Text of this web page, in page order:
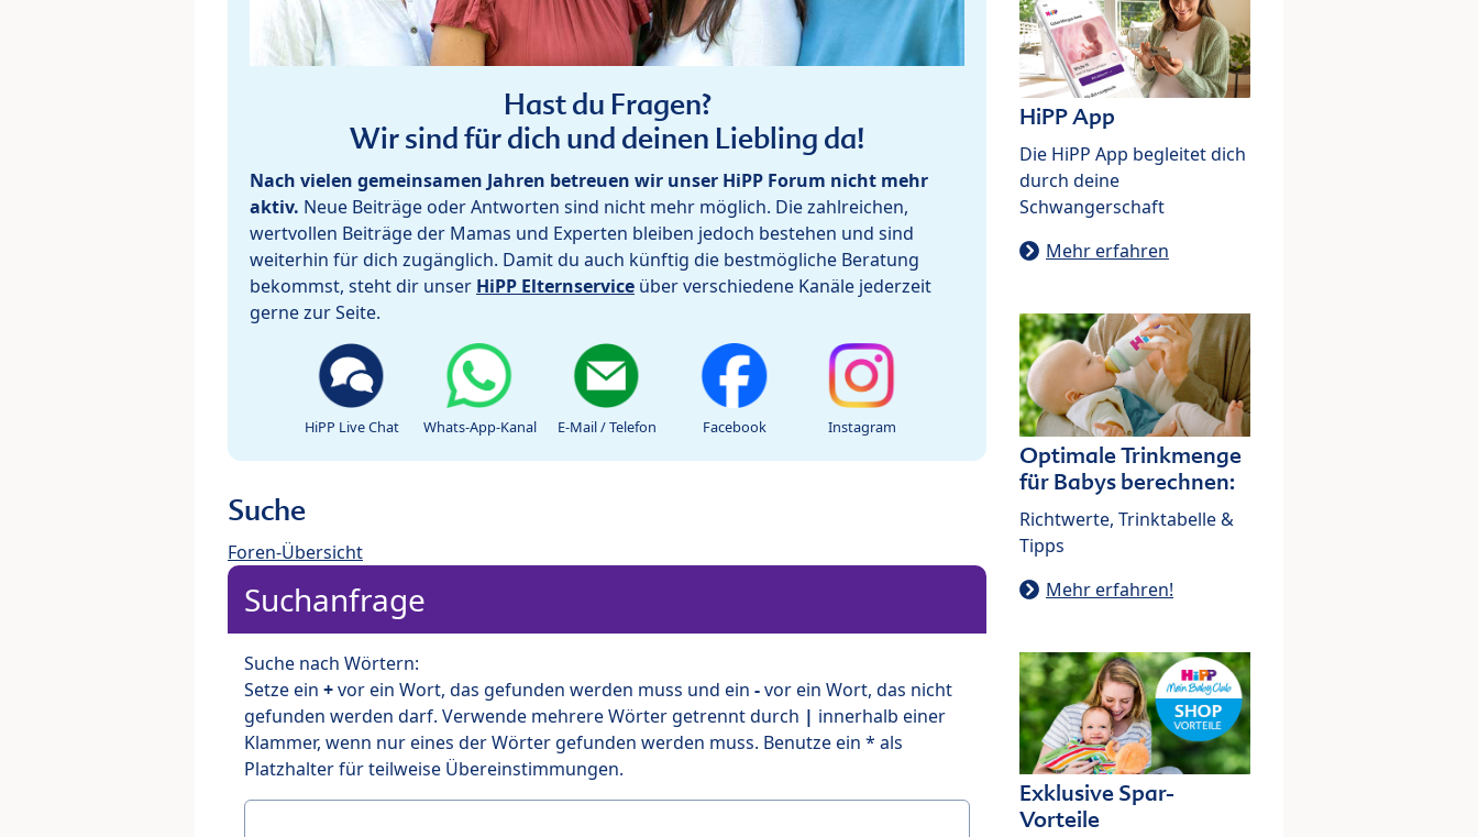
Hast du Fragen?
Wir sind für dich und deinen Liebling da!
Nach vielen gemeinsamen Jahren betreuen wir unser HiPP Forum nicht mehr
aktiv. Neue Beiträge oder Antworten sind nicht mehr möglich. Die zahlreichen,
wertvollen Beiträge der Mamas und Experten bleiben jedoch bestehen und sind
weiterhin für dich zugänglich. Damit du auch künftig die bestmögliche Beratung
bekommst, steht dir unser HiPP Elternservice über verschiedene Kanäle jederzeit
gerne zur Seite.
HiPP Live Chat Whats-App-Kanal E-Mail / Telefon Facebook Instagram
Suche
Foren-Übersicht
Suchanfrage
Suche nach Wörtern:
Setze ein +vor ein Wort, das gefunden werden muss und ein -vor ein Wort, das nicht
gefunden werden darf. Verwende mehrere Wörter getrennt durch | innerhalb einer
Klammer, wenn nur eines der Wörter gefunden werden muss. Benutze ein * als
Platzhalter für teilweise Übereinstimmungen.
HiPP App
Die HiPP App begleitet dich
durch deine
Schwangerschaft
Mehr erfahren
Optimale Trinkmenge
für Babys berechnen:
Richtwerte, Trinktabelle &
Tipps
Mehr erfahren!
Exklusive Spar-
Vorteile